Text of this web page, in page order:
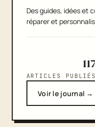
Des guides, idées et
réparer et
ARTICLES PUBLIÉS
Voir le journal →